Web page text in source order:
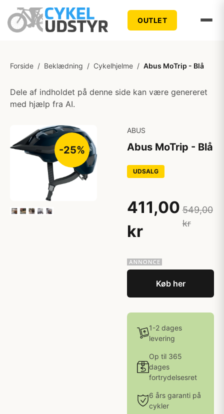
OUTLET
Forside / Beklædning / Cykelhjelme / Abus MoTrip - Blå
Dele af indholdet på denne side kan være genereret
med hjælp fra AI.
-25%
ABUS
Abus MoTrip - Blå
UDSALG
411,00
kr
549,00
kr
Køb her
1-2 dages
levering
Op til 365
dages
fortrydelsesret
6 års garanti på
cykler